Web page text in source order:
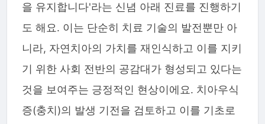
을 유지합니다'라는 신념 아래 진료를 진행하기
도 해요. 이는 단순히 치료 기술의 발전뿐만 아
니라, 자연치아의 가치를 재인식하고 이를 지키
기 위한 사회 전반의 공감대가 형성되고 있다는
것을 보여주는 긍정적인 현상이에요. 치아우식
증(충치)의 발생 기전을 검토하고 이를 기초로